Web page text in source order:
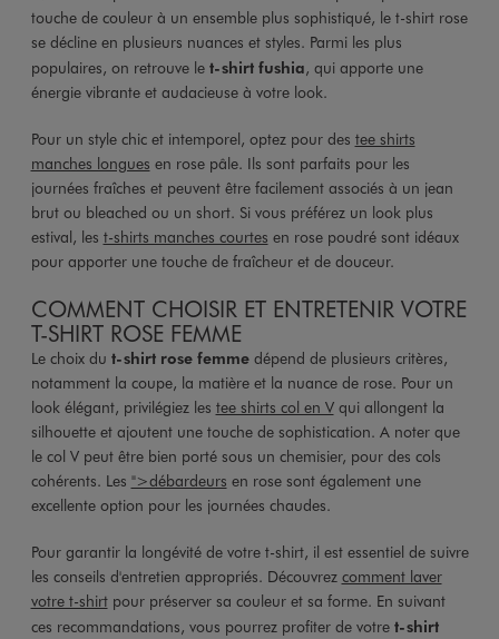
touche de couleur à un ensemble plus sophistiqué, le t-shirt rose
se décline en plusieurs nuances et styles. Parmi les plus
populaires, on retrouve le t-shirt fushia, qui apporte une
énergie vibrante et audacieuse à votre look.
Pour un style chic et intemporel, optez pour des tee shirts
manches longues en rose pâle. Ils sont parfaits pour les
journées fraîches et peuvent être facilement associés à un jean
brut ou bleached ou un short. Si vous préférez un look plus
estival, les t-shirts manches courtes en rose poudré sont idéaux
pour apporter une touche de fraîcheur et de douceur.
COMMENT CHOISIR ET ENTRETENIR VOTRE
T-SHIRT ROSE FEMME
Le choix du t-shirt rose femmedépend de plusieurs critères,
notamment la coupe, la matière et la nuance de rose. Pour un
look élégant, privilégiez les tee shirts col en Vqui allongent la
silhouette et ajoutent une touche de sophistication. A noter que
le col V peut être bien porté sous un chemisier, pour des cols
cohérents. Les ">débardeurs en rose sont également une
excellente option pour les journées chaudes.
Pour garantir la longévité de votre t-shirt, il est essentiel de suivre
les conseils d'entretien appropriés. Découvrez comment laver
votre t-shirtpour préserver sa couleur et sa forme. En suivant
ces recommandations, vous pourrez profiter de votre t-shirt